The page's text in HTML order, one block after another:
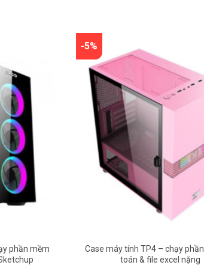
phần mềm
-5%
Case máy tính TP4 – chạy
toán & file excel nặng
10000000đ